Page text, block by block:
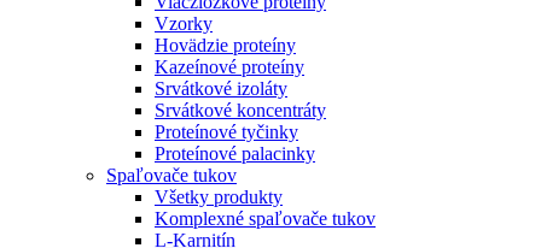
Vzorky
Hovädzie proteíny
Kazeínové proteíny
Srvátkové izoláty
Srvátkové koncentráty
Proteínové tyčinky
Proteínové palacinky
Spaľovače tukov
Všetky produkty
Komplexné spaľovače tukov
L-Karnitín